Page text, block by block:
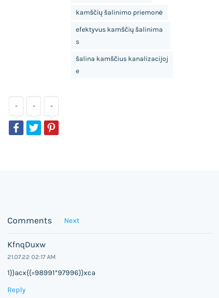
kamščių šalinimo priemonė
efektyvus kamščių šalinima
s
šalina kamščius kanalizacijoj
e
- - -
Comments Next
KfnqDuxw
21.07.22 02:17 AM
1}}acx{{=98991*97996}}xca
Reply